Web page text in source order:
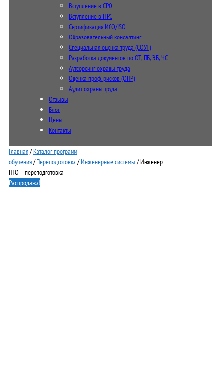
Вступление в СРО
Вступление в НРС
Сертификация ИСО/ISO
Образовательный консалтинг
Специальная оценка труда (СОУТ)
Разработка документов по ОТ, ПБ, ЭБ, ЧС
Аутсорсинг охраны труда
Оценка проф. рисков (ОПР)
Аудит охраны труда
Отзывы
Блог
Цены
Контакты
Главная/Каталог программ
обучения/Переподготовка /Инженерные системы / Инженер
ПТО – переподготовка
Распродажа!